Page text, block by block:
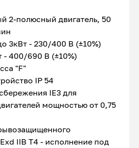
2-полюсный двигатель, 50
3кВт - 230/400 В (±10%)
- 400/690 В (±10%)
"F"
IP 54
IE3 для
мощностью от 0,75
IIB T4 - исполнение под